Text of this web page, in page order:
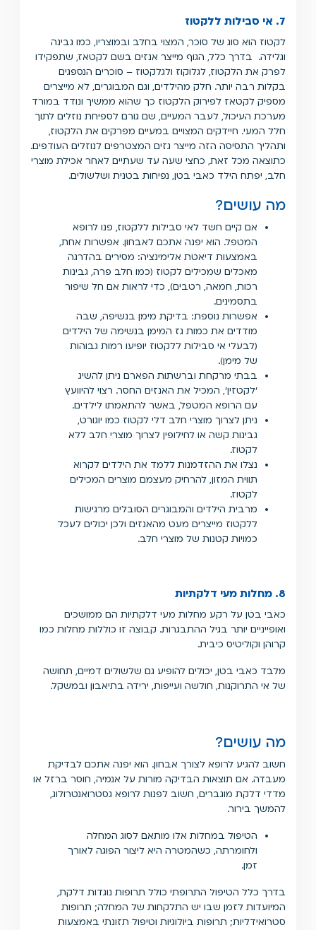
7. אי סבילות ללקטוז
לקטוז הוא סוג של סוכר, המצוי בחלב ובמוצריו, כמו גבינה
וגלידה. בדרך כלל, הגוף מייצר אנזים בשם לקטאז, שתפקידו
לפרק את הלקטוז, לגלוקוז ולגלקטוז – סוכרים הנספגים
בקלות רבה יותר. חלק מהילדים, וגם המבוגרים, לא מייצרים
מספיק לקטאז לפירוק הלקטוז כך שהוא ממשיך ונודד במורד
מערכת העיכול, לעבר המעיים, שם גורם לספיחת נוזלים לתוך
חלל המעי. חיידקים המצויים במעיים מפרקים את הלקטוז,
ותהליך התסיסה הזה מייצר גזים המצטרפים לנוזלים העודפים.
כתוצאה מכל זאת, כחצי שעה עד שעתיים לאחר אכילת מוצרי
חלב, יפתח הילד כאבי בטן, נפיחות בטנית ושלשולים.
מה עושים?
אם קיים חשד לאי סבילות ללקטוז, פנו לרופא
המטפל. הוא יפנה אתכם לאבחון. אפשרות אחת,
באמצעות דיאטת אלימינציה: מסירים בהדרגה
מאכלים שמכילים לקטוז (כמו חלב פרה, גבינות
רכות, חמאה, רטבים), כדי לראות אם חל שיפור
בתסמינים.
אפשרות נוספת: בדיקת מימן בנשיפה, שבה
מודדים את כמות גז המימן בנשימה של הילדים
(לבעלי אי סבילות ללקטוז יופיעו רמות גבוהות
של מימן).
בבתי מרקחת וברשתות הפארם ניתן להשיג
'לקטזין', המכיל את האנזים החסר. רצוי להיוועץ
עם הרופא המטפל, באשר להתאמתו לילדים.
ניתן לצרוך מוצרי חלב דלי לקטוז כמו יוגורט,
גבינות קשה או לחילופין לצרוך מוצרי חלב ללא
לקטוז.
נצלו את ההזדמנות ללמד את הילדים לקרוא
תווית המזון, להרחיק מעצמם מוצרים המכילים
לקטוז.
מרבית הילדים והמבוגרים הסובלים מרגישות
ללקטוז מייצרים מעט מהאנזים ולכן יכולים לעכל
כמויות קטנות של מוצרי חלב.
8. מחלות מעי דלקתיות
כאבי בטן על רקע מחלות מעי דלקתיות הם ממושכים
ואופייניים יותר בגיל ההתבגרות. קבוצה זו כוללות מחלות כמו
קרוהן וקוליטיס כיבית.
מלבד כאבי בטן, יכולים להופיע גם שלשולים דמיים, תחושה
של אי התרוקנות, חולשה ועייפות, ירידה בתיאבון ובמשקל.
מה עושים?
חשוב להגיע לרופא לצורך אבחון. הוא יפנה אתכם לבדיקת
מעבדה. אם תוצאות הבדיקה מורות על אנמיה, חוסר ברזל או
מדדי דלקת מוגברים, חשוב לפנות לרופא גסטרואנטרולוג,
להמשך בירור.
הטיפול במחלות אלו מותאם לסוג המחלה
ולחומרתה, כשהמטרה היא ליצור הפוגה לאורך
זמן.
בדרך כלל הטיפול התרופתי כולל תרופות נוגדות דלקת,
המיועדות לזמן שבו יש התלקחות של המחלה; תרופות
סטרואידליות; תרופות ביולוגיות וטיפול תזונתי באמצעות